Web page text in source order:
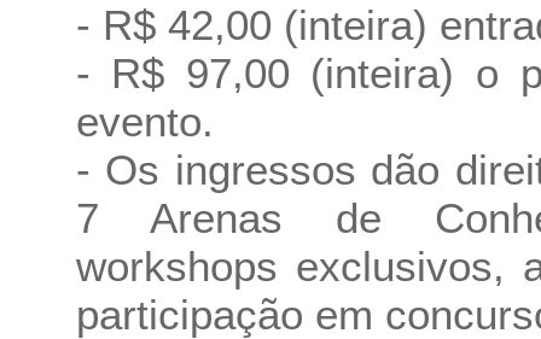
- R$ 42,00 (inteira)
- R$ 97,00 (inteira) o
evento.
- Os ingressos dão
7 Arenas de
workshops exclusivos,
participação em